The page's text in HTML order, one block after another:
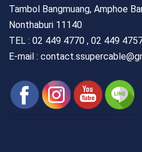
Tambol Bangmuang, Amphoe
Nonthaburi 11140
TEL : 02 449 4770 , 02 449
E-mail :